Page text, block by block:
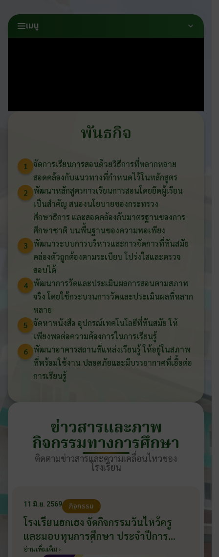
เมนู
พันธกิจ
1 จัดการเรียนการสอนด้วยวิธีการที่หลากหลาย
สอดคล้องกับแนวทางที่กำหนดไว้ในหลักสูตร
2
พัฒนาหลักสูตรการเรียนการสอนโดยยึดผู้เรียน
เป็นสำคัญ สนองนโยบายของกระทรวง
ศึกษาธิการ และสอดคล้องกับมาตรฐานของการ
ศึกษาชาติ บนพื้นฐานของความพอเพียง
3
พัฒนาระบบการบริหารและการจัดการที่ทันสมัย
คล่องตัวถูกต้องตามระเบียบ โปร่งใสและตรวจ
สอบได้
4 พัฒนาการวัดและประเมินผลการสอนตามสภาพ
จริง โดยใช้กระบวนการวัดและประเมินผลที่หลาก
หลาย
5 จัดหาหนังสือ อุปกรณ์เทคโนโลยีที่ทันสมัย ให้
เพียงพอต่อความต้องการในการเรียนรู้
6 พัฒนาอาคารสถานที่แหล่งเรียนรู้ ให้อยู่ในสภาพ
ที่พร้อมใช้งาน ปลอดภัยและมีบรรยากาศที่เอื้อต่อ
การเรียนรู้
ข่าวสารและภาพ
กิจกรรมทางการศึกษา
ติดตามข่าวสารและความเคลื่อนไหวของ
โรงเรียน
11 มิ.ย. 2569 กิจกรรม
โรงเรียนฮกเฮง จัดกิจกรรมวันไหว้ครู
และมอบทุนการศึกษา ประจำปีการ
ศึกษา 2569 วันที่ 11 มิถุนายน 2569
อ่านเพิ่มเติม ›